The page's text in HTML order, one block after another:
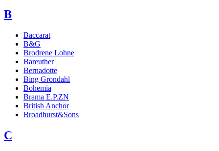
B
Baccarat
B&G
Brodrene Lohne
Bareuther
Bernadotte
Bing Grondahl
Bohemia
Brama E.P.ZN
British Anchor
Broadhurst&Sons
C